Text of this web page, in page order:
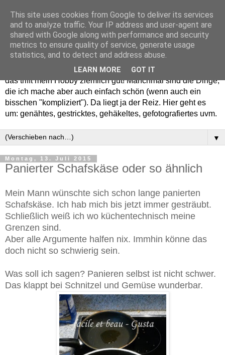
Willkommen in meinem "Wohnzimmer". Einfach und schön -
das trifft mein Hobby ziemlich gut! Manchmal sind die Dinge,
die ich mache aber auch einfach schön (wenn auch ein
bisschen "kompliziert"). Da liegt ja der Reiz. Hier geht es
um: genähtes, gestricktes, gehäkeltes, gefotografiertes uvm.
▼
Montag, 13. Juli 2015
Panierter Schafskäse oder so ähnlich
Mein Mann wünschte sich schon lange panierten
Schafskäse. Ich hab mich bis jetzt immer gesträubt.
Schließlich weiß ich wo küchentechnisch meine
Grenzen sind.
Aber alle Argumente halfen nix. Immhin könne das
doch nicht so schwierig sein.
Was soll ich sagen? Panieren selbst ist nicht schwer.
Das klappt bei Schnitzel und Gemüse wunderbar.
This site uses cookies from Google to deliver its services
and to analyze traffic. Your IP address and user-agent are
shared with Google along with performance and security
metrics to ensure quality of service, generate usage
statistics, and to detect and address abuse.
LEARN MORE GOT IT